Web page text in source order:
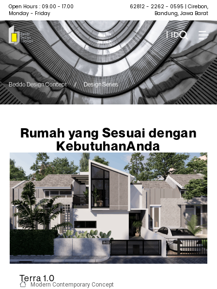
Open Hours : 09.00 - 17.00
Monday - Friday
62812 - 2262 - 0595 | Cirebon,
Bandung, Jawa Barat
| ID
Beddo Design Concept / Design Series
Rumah yang Sesuai dengan
KebutuhanAnda
Terra 1.0
Modern Contemporary Concept